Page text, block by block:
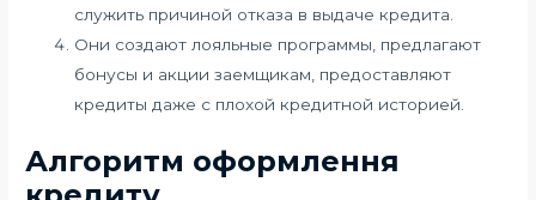
служить причиной отказа в выдаче кредита.
Они создают лояльные программы, предлагают
бонусы и акции заемщикам, предоставляют
кредиты даже с плохой кредитной историей.
Алгоритм оформлення